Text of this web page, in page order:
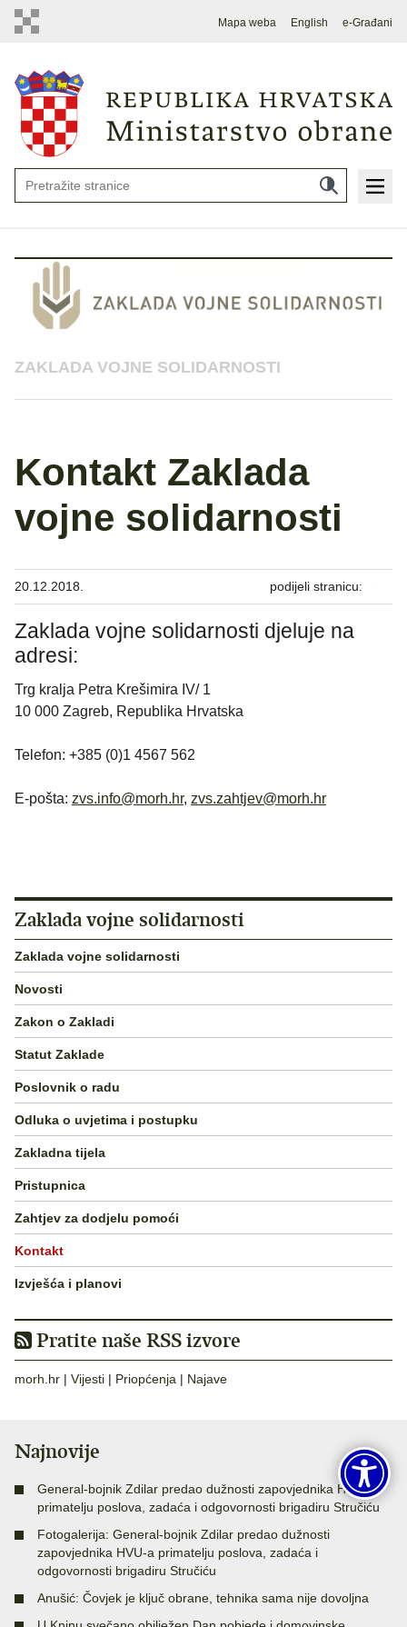
Mapa weba English e-Građani
ZAKLADA VOJNE SOLIDARNOSTI
Kontakt Zaklada
vojne solidarnosti
20.12.2018. podijeli stranicu:
Zaklada vojne solidarnosti djeluje na
adresi:
Trg kralja Petra Krešimira IV/ 1
10 000 Zagreb, Republika Hrvatska
Telefon: +385 (0)1 4567 562
E-pošta: zvs.info@morh.hr, zvs.zahtjev@morh.hr
Zaklada vojne solidarnosti
Zaklada vojne solidarnosti
Novosti
Zakon o Zakladi
Statut Zaklade
Poslovnik o radu
Odluka o uvjetima i postupku
Zakladna tijela
Pristupnica
Zahtjev za dodjelu pomoći
Kontakt
Izvješća i planovi
Pratite naše RSS izvore
morh.hr | Vijesti | Priopćenja | Najave
Najnovije
General-bojnik Zdilar predao dužnosti zapovjednika HVU-a
primatelju poslova, zadaća i odgovornosti brigadiru Stručiću
Fotogalerija: General-bojnik Zdilar predao dužnosti
zapovjednika HVU-a primatelju poslova, zadaća i
odgovornosti brigadiru Stručiću
Anušić: Čovjek je ključ obrane, tehnika sama nije dovoljna